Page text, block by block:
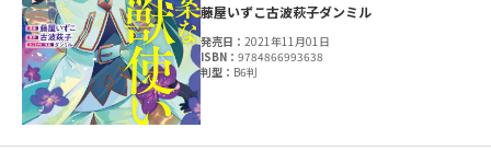
藤屋いずこ古波萩子ダンミル
発売日：2021年11月01日
ISBN：9784866993638
判型： B6判